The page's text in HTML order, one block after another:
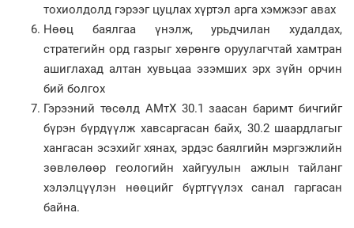
тохиолдолд гэрээг цуцлах хүртэл арга хэмжээг авах
Нөөц баялгаа үнэлж, урьдчилан худалдах,
стратегийн орд газрыг хөрөнгө оруулагчтай хамтран
ашиглахад алтан хувьцаа эзэмших эрх зүйн орчин
бий болгох
Гэрээний төсөлд АМтХ 30.1 заасан баримт бичгийг
бүрэн бүрдүүлж хавсаргасан байх, 30.2 шаардлагыг
хангасан эсэхийг хянах, эрдэс баялгийн мэргэжлийн
зөвлөлөөр геологийн хайгуулын ажлын тайланг
хэлэлцүүлэн нөөцийг бүртгүүлэх санал гаргасан
байна.